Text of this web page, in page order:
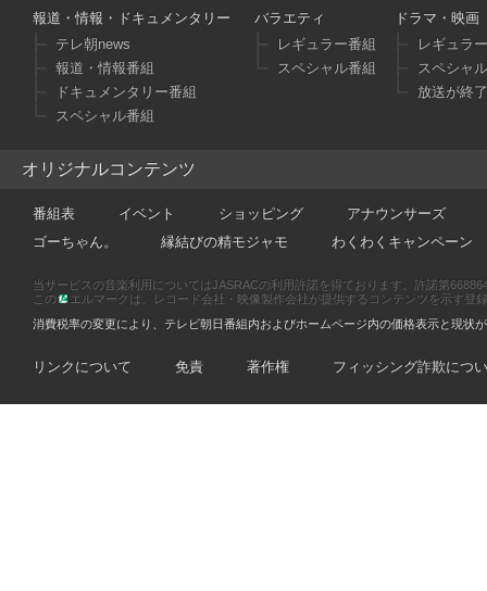
報道・情報・ドキュメンタリー
テレ朝news
報道・情報番組
ドキュメンタリー番組
スペシャル番組
バラエティ
レギュラー番組
スペシャル番組
ドラマ・映画
レギュラ
スペシャ
放送が終
オリジナルコンテンツ
番組表 イベント ショッピング
アナウンサーズ
ゴーちゃん。
縁結びの精モジャモ わくわくキャンペーン
当サービスの音楽利用についてはJASRACの利用許諾を得ております。許諾第
この
エルマークは、レコード会社・映像製作会社が提供するコンテンツを示す登
消費税率の変更により、テレビ朝日番組内およびホームページ内の価格表示と現状
リンクについて 免責 著作権 フィッシング詐欺につ